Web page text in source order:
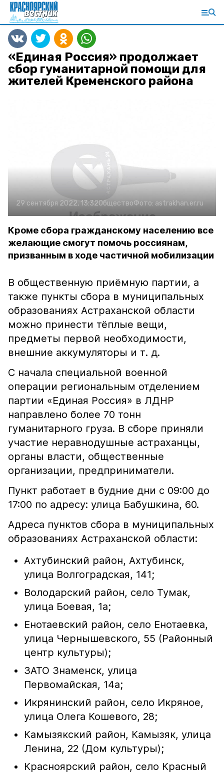
«Единая Россия» продолжает
сбор гуманитарной помощи для
жителей Кременского района
29 сентября 2022, 13:32ОбществоФото: astrakhan.er.ru
Кроме сбора гражданскому населению все
желающие смогут помочь россиянам,
призванным в ходе частичной мобилизации
В общественную приёмную партии, а
также пункты сбора в муниципальных
образованиях Астраханской области
можно принести тёплые вещи,
предметы первой необходимости,
внешние аккумуляторы и т. д.
С начала специальной военной
операции региональным отделением
партии «Единая Россия» в ЛДНР
направлено более 70 тонн
гуманитарного груза. В сборе приняли
участие неравнодушные астраханцы,
органы власти, общественные
организации, предприниматели.
Пункт работает в будние дни с 09:00 до
17:00 по адресу: улица Бабушкина, 60.
Адреса пунктов сбора в муниципальных
образованиях Астраханской области:
Ахтубинский район, Ахтубинск,
улица Волгоградская, 141;
Володарский район, село Тумак,
улица Боевая, 1а;
Енотаевский район, село Енотаевка,
улица Чернышевского, 55 (Районный
центр культуры);
ЗАТО Знаменск, улица
Первомайская, 14а;
Икрянинский район, село Икряное,
улица Олега Кошевого, 28;
Камызякский район, Камызяк, улица
Ленина, 22 (Дом культуры);
Красноярский район, село Красный